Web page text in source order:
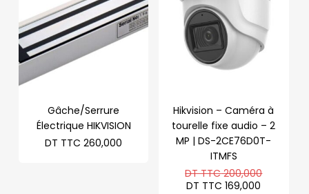
Gâche/Serrure
Électrique HIKVISION
DT TTC 260,000
Hikvision – Caméra à
tourelle fixe audio – 2
MP | DS-2CE76D0T-
ITMFS
DT TTC200,000Le
DT TTC 169,000